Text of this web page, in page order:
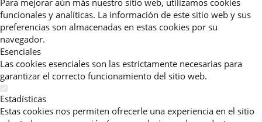
Para mejorar aún más nuestro sitio web, utilizamos cookies
funcionales y analíticas. La información de este sitio web y sus
preferencias son almacenadas en estas cookies por su
navegador.
Esenciales
Las cookies esenciales son las estrictamente necesarias para
garantizar el correcto funcionamiento del sitio web.
Estadísticas
Estas cookies nos permiten ofrecerle una experiencia en el sitio